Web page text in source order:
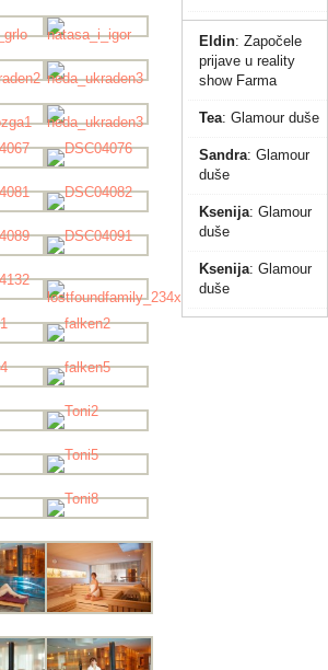
Eldin: Započele
prijave u reality
show Farma
Tea: Glamour duše
Sandra: Glamour
duše
Ksenija: Glamour
duše
Ksenija: Glamour
duše